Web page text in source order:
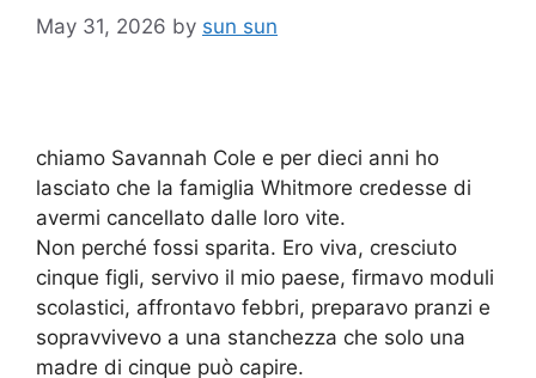
May 31, 2026 by sun sun
chiamo Savannah Cole e per dieci anni ho
lasciato che la famiglia Whitmore credesse di
avermi cancellato dalle loro vite.
Non perché fossi sparita. Ero viva, cresciuto
cinque figli, servivo il mio paese, firmavo moduli
scolastici, affrontavo febbri, preparavo pranzi e
sopravvivevo a una stanchezza che solo una
madre di cinque può capire.